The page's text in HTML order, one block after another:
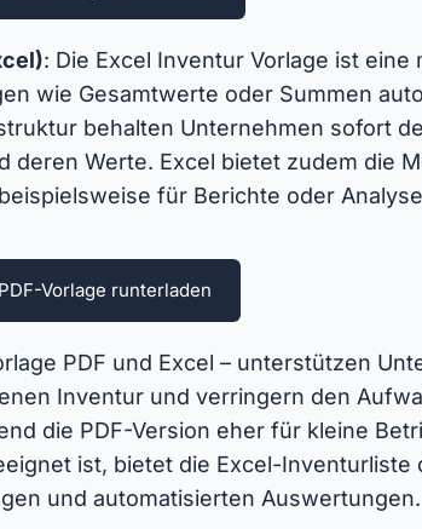
: Die Excel Inventur Vorlage ist eine
wie Gesamtwerte oder Summen
behalten Unternehmen sofort
deren Werte. Excel bietet zudem die
für Berichte oder
PDF-Vorlage runterladen
PDF und Excel – unterstützen
Inventur und verringern den
die PDF-Version eher für kleine
ist, bietet die Excel-Inventurliste
und automatisierten Auswertungen.